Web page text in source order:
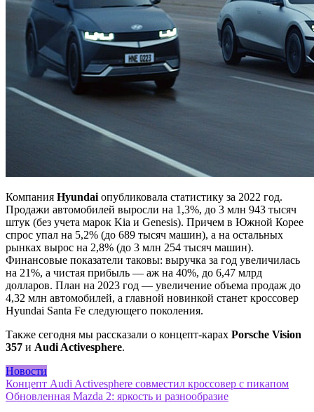
Компания Hyundai опубликовала статистику за 2022 год.
Продажи автомобилей выросли на 1,3%, до 3 млн 943 тысяч
штук (без учета марок Kia и Genesis). Причем в Южной Корее
спрос упал на 5,2% (до 689 тысяч машин), а на остальных
рынках вырос на 2,8% (до 3 млн 254 тысяч машин).
Финансовые показатели таковы: выручка за год увеличилась
на 21%, а чистая прибыль — аж на 40%, до 6,47 млрд
долларов. План на 2023 год — увеличение объема продаж до
4,32 млн автомобилей, а главной новинкой станет кроссовер
Hyundai Santa Fe следующего поколения.
Также сегодня мы рассказали о концепт-карах Porsche Vision
357 и Audi Activesphere.
Новости
Навигация
по
Концепт Audi Activesphere совместил кроссовер с пикапом
Обновленная Mazda 2: яркость и разнообразие